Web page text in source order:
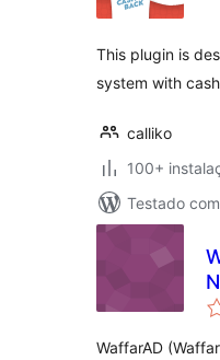
This plugin is
system with
calliko
100+
Testado
WaffarAD